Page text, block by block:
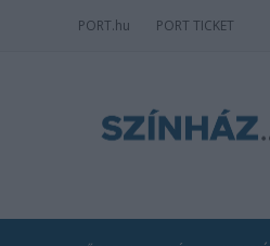
PORT.hu PORT TICKET